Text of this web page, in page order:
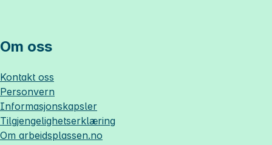
Om oss
Kontakt oss
Personvern
Informasjonskapsler
Tilgjengelighetserklæring
Om arbeidsplassen.no